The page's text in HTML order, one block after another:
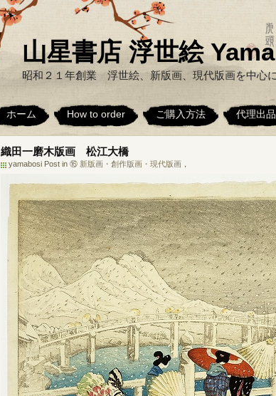
山星書店 浮世絵
昭和２１年創業 浮世絵、新版画、現代版画を中心
ホーム How to order ご購入方法 代理出品
織田一磨木版画 松江大橋
yamabosi Post in ⑯ 新版画・創作版画・現代版画 ，